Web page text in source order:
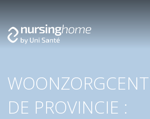
DE PROVINCIE :